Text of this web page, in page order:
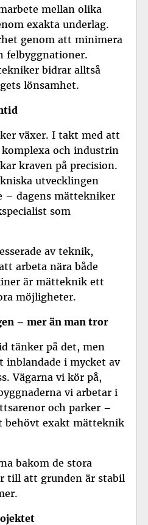
mellan olika
exakta underlag.
genom att minimera
felbyggnationer.
bidrar alltså
lönsamhet.
växer. I takt med att
och industrin
kraven på precision.
utvecklingen
– dagens mättekniker
som
av teknik,
arbeta nära både
är mätteknik ett
möjligheter.
– mer än man tror
tänker på det, men
i mycket av
Vägarna vi kör på,
vi arbetar i
och parker –
behövt exakt mätteknik
bakom de stora
till att grunden är stabil